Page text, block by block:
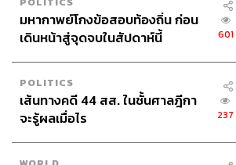
มหากาพย์โกงข้อสอบท้องถิ่น ก่อน
เดินหน้าสู่จุดจบในสัปดาห์นี้
601
POLITICS
เส้นทางคดี 44 สส. ในชั้นศาลฎีกา
จะรู้ผลเมื่อไร
237